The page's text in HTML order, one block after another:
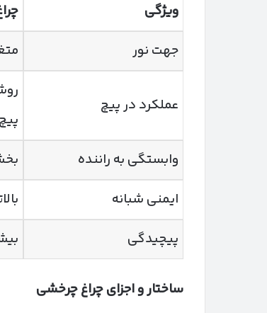
ویژگی
جهت نور
عملکرد در پیچ
پیچ
وابستگی به راننده
ایمنی شبانه
پیچیدگی
ساختار و اجزای چراغ چرخشی